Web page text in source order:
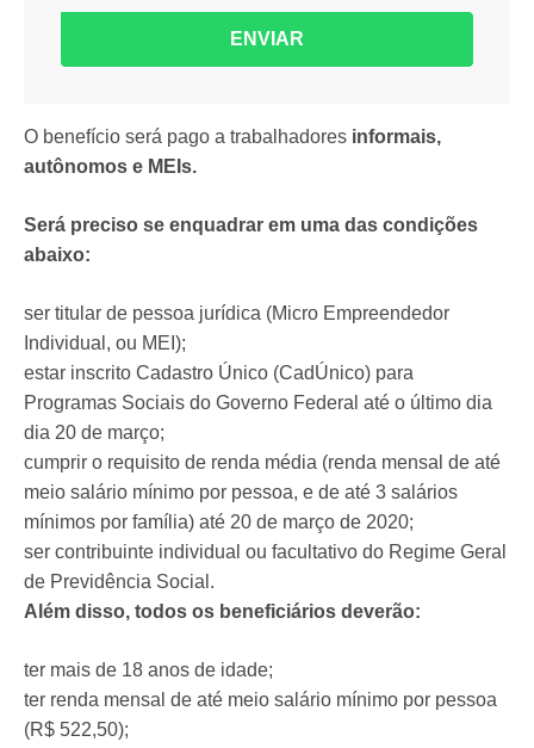
ENVIAR
O benefício será pago a trabalhadores informais,
autônomos e MEIs.
Será preciso se enquadrar em uma das condições
abaixo:
ser titular de pessoa jurídica (Micro Empreendedor
Individual, ou MEI);
estar inscrito Cadastro Único (CadÚnico) para
Programas Sociais do Governo Federal até o último dia
dia 20 de março;
cumprir o requisito de renda média (renda mensal de até
meio salário mínimo por pessoa, e de até 3 salários
mínimos por família) até 20 de março de 2020;
ser contribuinte individual ou facultativo do Regime Geral
de Previdência Social.
Além disso, todos os beneficiários deverão:
ter mais de 18 anos de idade;
ter renda mensal de até meio salário mínimo por pessoa
(R$ 522,50);